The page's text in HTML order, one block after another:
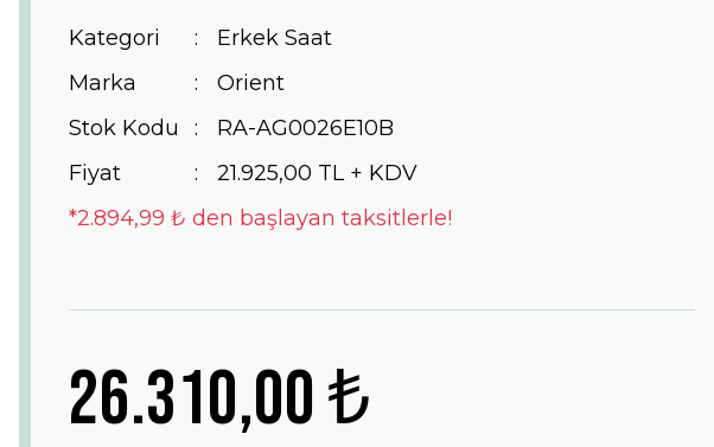
Kategori
Erkek Saat
Marka
Orient
Stok Kodu
RA-AG0026E10B
Fiyat
21.925,00 TL + KDV
*2.894,99 ₺ den başlayan taksitlerle!
26.310,00 ₺